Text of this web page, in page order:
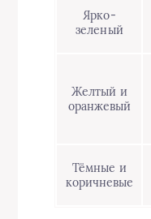
Ярко-
зеленый
Желтый и
оранжевый
Тёмные и
коричневые